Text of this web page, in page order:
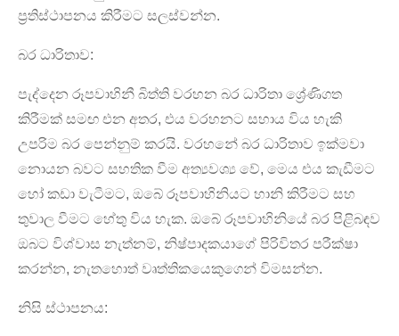
ප්‍රතිස්ථාපනය කිරීමට සලස්වන්න.
බර ධාරිතාව:
පැද්දෙන රූපවාහිනී බිත්ති වරහන බර ධාරිතා ශ්‍රේණිගත
කිරීමක් සමඟ එන අතර, එය වරහනට සහාය විය හැකි
උපරිම බර පෙන්නුම් කරයි. වරහනේ බර ධාරිතාව ඉක්මවා
නොයන බවට සහතික වීම අත්‍යවශ්‍ය වේ, මෙය එය කැඩීමට
හෝ කඩා වැටීමට, ඔබේ රූපවාහිනියට හානි කිරීමට සහ
තුවාල වීමට හේතු විය හැක. ඔබේ රූපවාහිනියේ බර පිළිබඳව
ඔබට විශ්වාස නැත්නම්, නිෂ්පාදකයාගේ පිරිවිතර පරීක්ෂා
කරන්න, නැතහොත් වෘත්තිකයෙකුගෙන් විමසන්න.
නිසි ස්ථාපනය: